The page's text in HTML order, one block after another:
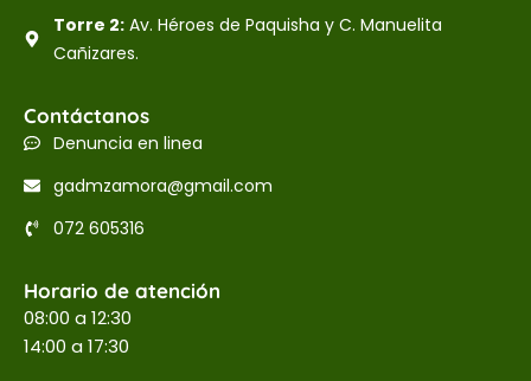
Torre 2:Av. Héroes de Paquisha y C. Manuelita
Cañizares.
Contáctanos
Denuncia en linea
gadmzamora@gmail.com
072 605316
Horario de atención
08:00 a 12:30
14:00 a 17:30